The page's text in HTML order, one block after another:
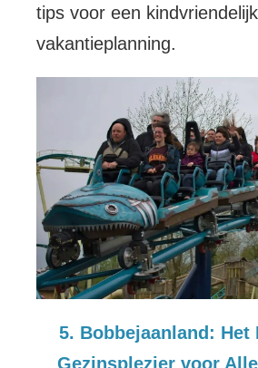
tips voor een
vakantieplanning.
5. Bobbejaanland: Het
Gezinsplezier voor